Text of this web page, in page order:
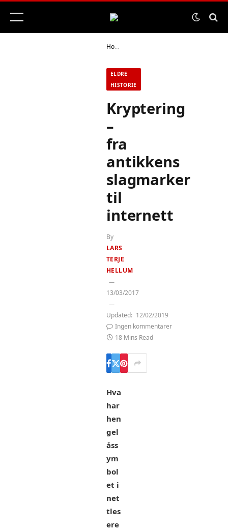
Home
ELDRE
HISTORIE
Kryptering
–
fra
antikkens
slagmarker
til
internett
By
LARS
TERJE
HELLUM
13/03/2017
Updated: 12/02/2019
Ingen kommentarer
18 Mins Read
Hva
har
hen
gel
åss
ym
bol
et i
net
tles
ere